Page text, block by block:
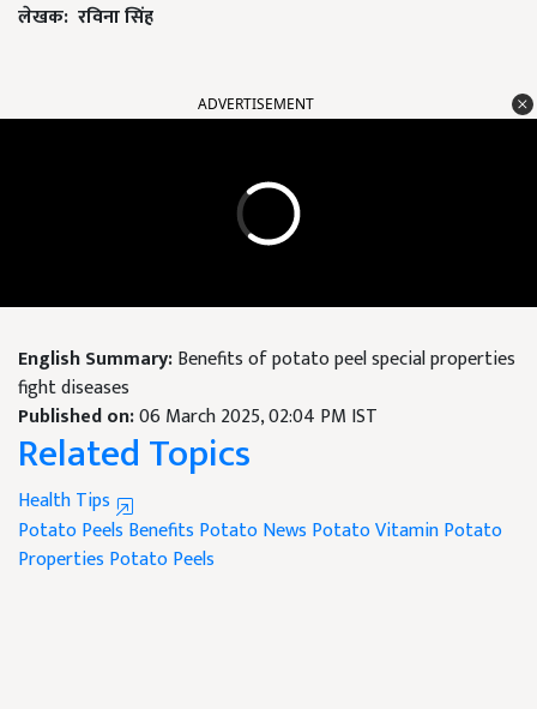
लेखक: रविना सिंह
ADVERTISEMENT
English Summary:Benefits of potato peel special properties
fight diseases
Published on:06 March 2025, 02:04 PM IST
Related Topics
Health Tips
Potato Peels Benefits Potato News Potato VitaminPotato
Properties Potato Peels